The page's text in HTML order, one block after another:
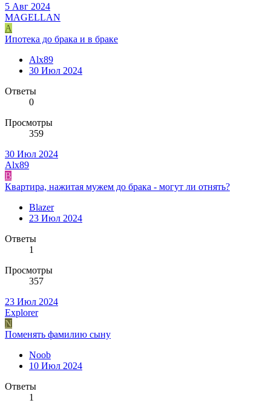
5 Авг 2024
MAGELLAN
A
Ипотека до брака и в браке
Alx89
30 Июл 2024
Ответы
0
Просмотры
359
30 Июл 2024
Alx89
B
Квартира, нажитая мужем до брака - могут ли отнять?
Blazer
23 Июл 2024
Ответы
1
Просмотры
357
23 Июл 2024
Explorer
N
Поменять фамилию сыну
Noob
10 Июл 2024
Ответы
1